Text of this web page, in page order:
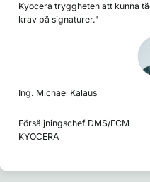
Kyocera tryggheten att kunna
krav på signaturer."
Ing. Michael Kalaus
Försäljningschef DMS/ECM
KYOCERA